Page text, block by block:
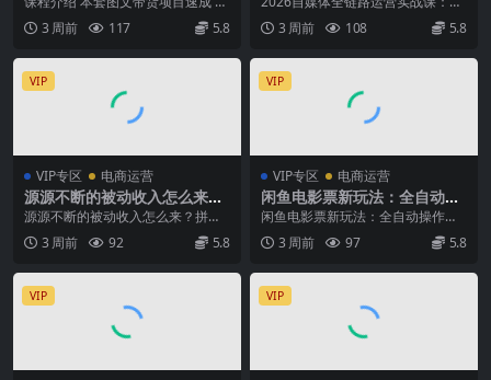
账号复盘全套落地玩法
0 课程适合零基础创业者，完整拆
解图文带货低...
3 周前 117 5.8
变现，打造你的抖音商业增长
体系
账号搭建到短视频直播变现，打造
你的抖音商业增长...
3 周前 108 5.8
VIP
VIP专区 电商运营
源源不断的被动收入怎么来？
拼多多虚拟类目实操月入1至3
W，3-5天新店破零出单
源源不断的被动收入怎么来？拼多
多虚拟类目实操月入1至3W，3-5天
新店破零出单 ...
3 周前 92 5.8
VIP
VIP专区 电商运营
闲鱼电影票新玩法：全自动操
作模式，天天爆单，0投入稳
定进账300+，小白也能快速上
手【揭秘】
闲鱼电影票新玩法：全自动操作模
式，天天爆单，0投入稳定进账300
+，小白也能快速...
3 周前 97 5.8
VIP VIP